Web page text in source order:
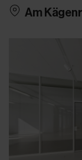
Am